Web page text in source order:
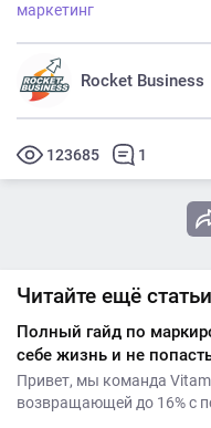
маркетинг
Rocket Business
123685 1
Читайте ещё
Полный гайд по
себе жизнь и не
Привет, мы команда
возвращающей до 16% с